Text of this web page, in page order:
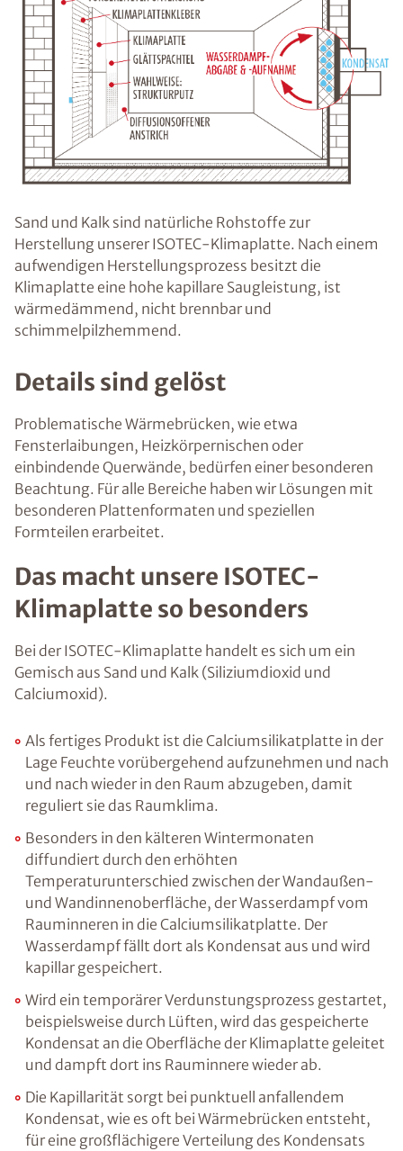
Sand und Kalk sind natürliche Rohstoffe zur
Herstellung unserer ISOTEC-Klimaplatte. Nach einem
aufwendigen Herstellungsprozess besitzt die
Klimaplatte eine hohe kapillare Saugleistung, ist
wärmedämmend, nicht brennbar und
schimmelpilzhemmend.
Details sind gelöst
Problematische Wärmebrücken, wie etwa
Fensterlaibungen, Heizkörpernischen oder
einbindende Querwände, bedürfen einer besonderen
Beachtung. Für alle Bereiche haben wir Lösungen mit
besonderen Plattenformaten und speziellen
Formteilen erarbeitet.
Das macht unsere ISOTEC-
Klimaplatte so besonders
Bei der ISOTEC-Klimaplatte handelt es sich um ein
Gemisch aus Sand und Kalk (Siliziumdioxid und
Calciumoxid).
Als fertiges Produkt ist die Calciumsilikatplatte in der
Lage Feuchte vorübergehend aufzunehmen und nach
und nach wieder in den Raum abzugeben, damit
reguliert sie das Raumklima.
Besonders in den kälteren Wintermonaten
diffundiert durch den erhöhten
Temperaturunterschied zwischen der Wandaußen-
und Wandinnenoberfläche, der Wasserdampf vom
Rauminneren in die Calciumsilikatplatte. Der
Wasserdampf fällt dort als Kondensat aus und wird
kapillar gespeichert.
Wird ein temporärer Verdunstungsprozess gestartet,
beispielsweise durch Lüften, wird das gespeicherte
Kondensat an die Oberfläche der Klimaplatte geleitet
und dampft dort ins Rauminnere wieder ab.
Die Kapillarität sorgt bei punktuell anfallendem
Kondensat, wie es oft bei Wärmebrücken entsteht,
für eine großflächigere Verteilung des Kondensats